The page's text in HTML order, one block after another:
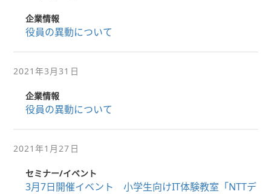
企業情報
役員の異動について
2021年3月31日
企業情報
役員の異動について
2021年1月27日
セミナー/イベント
3月7日開催イベント 小学生向けIT体験教室「NTTデ